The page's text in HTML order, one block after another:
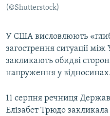
КРИМ РЕАЛІЇ
УКР
КТАТ
ДОЛУЧАЙСЯ!
(©Shutterstock)
У США висловлюють
загострення ситуації між
закликають обидві
напруження у
11 серпня речниця
Елізабет Трюдо